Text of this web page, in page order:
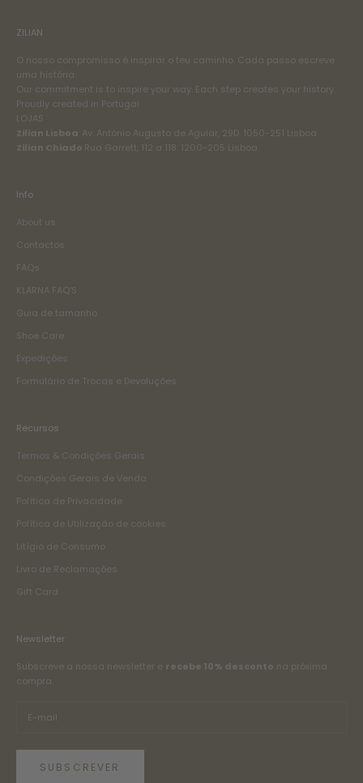
ZILIAN
O nosso compromisso é inspirar o teu caminho. Cada passo escreve
uma história.
Our commitment is to inspire your way. Each step creates your history.
Proudly created in Portugal
LOJAS
Zilian Lisboa Av. António Augusto de Aguiar, 29D. 1050-251 Lisboa
Zilian Chiado Rua Garrett, 112 a 118. 1200-205 Lisboa
Info
About us
Contactos
FAQs
KLARNA FAQ'S
Guia de tamanho
Shoe Care
Expedições
Formulário de Trocas e Devoluções
Recursos
Termos & Condições Gerais
Condições Gerais de Venda
Política de Privacidade
Política de Utilização de cookies
Litígio de Consumo
Livro de Reclamações
Gift Card
Newsletter
Subscreve a nossa newsletter e recebe 10% desconto na próxima
compra.
SUBSCREVER